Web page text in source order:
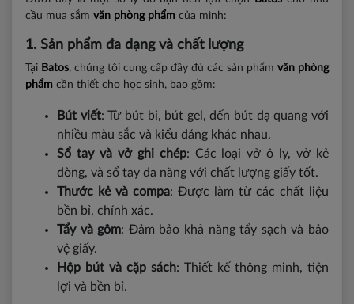
cầu mua sắm văn phòng phẩm của mình:
1. Sản phẩm đa dạng và chất lượng
Tại Batos, chúng tôi cung cấp đầy đủ các sản phẩm văn phòng
phẩm cần thiết cho học sinh, bao gồm:
Bút viết: Từ bút bi, bút gel, đến bút dạ quang với
nhiều màu sắc và kiểu dáng khác nhau.
Sổ tay và vở ghi chép: Các loại vở ô ly, vở kẻ
dòng, và sổ tay đa năng với chất lượng giấy tốt.
Thước kẻ và compa: Được làm từ các chất liệu
bền bỉ, chính xác.
Tẩy và gôm: Đảm bảo khả năng tẩy sạch và bảo
vệ giấy.
Hộp bút và cặp sách: Thiết kế thông minh, tiện
lợi và bền bỉ.